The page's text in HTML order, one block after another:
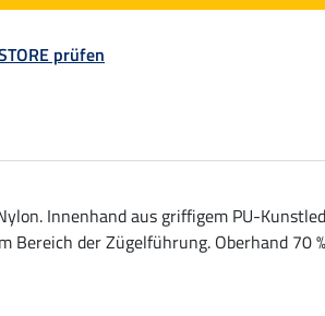
prüfen
Innenhand aus griffigem PU-
Bereich der Zügelführung. Oberhand 70 %